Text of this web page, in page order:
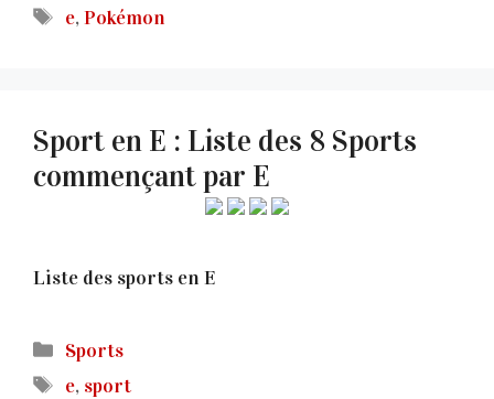
Étiquettes
e,Pokémon
Sport en E : Liste des 8 Sports
commençant par E
Liste des sports en E
Catégories
Sports
Étiquettes
e, sport